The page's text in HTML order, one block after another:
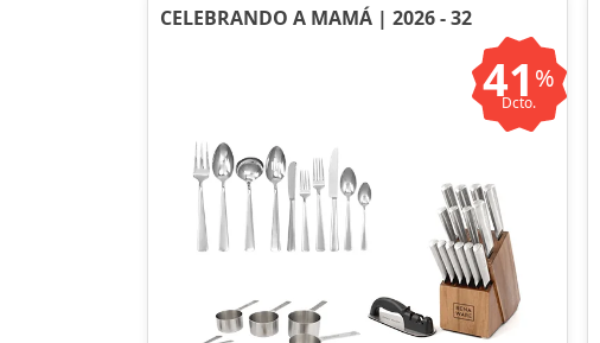
CELEBRANDO A MAMÁ | 2026 - 32
41 %
Dcto.